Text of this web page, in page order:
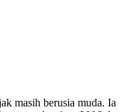
masih berusia muda. Ia